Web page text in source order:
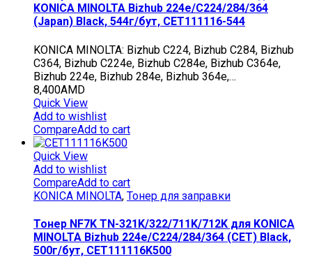
KONICA MINOLTA Bizhub 224e/C224/284/364
(Japan) Black, 544г/бут, CET111116-544
KONICA MINOLTA: Bizhub C224, Bizhub C284, Bizhub
C364, Bizhub C224e, Bizhub C284e, Bizhub C364e,
Bizhub 224e, Bizhub 284e, Bizhub 364e,…
8,400AMD
Quick View
Add to wishlist
CompareAdd to cart
Quick View
Add to wishlist
CompareAdd to cart
KONICA MINOLTA, Тонер для заправки
Тонер NF7K TN-321K/322/711K/712K для KONICA
MINOLTA Bizhub 224e/C224/284/364 (CET) Black,
500г/бут, CET111116K500